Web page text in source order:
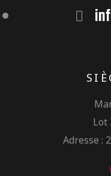
Lot
Adresse :